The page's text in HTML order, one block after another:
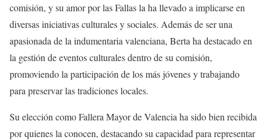
comisión, y su amor por las Fallas la ha llevado a implicarse en
diversas iniciativas culturales y sociales. Además de ser una
apasionada de la indumentaria valenciana, Berta ha destacado en
la gestión de eventos culturales dentro de su comisión,
promoviendo la participación de los más jóvenes y trabajando
para preservar las tradiciones locales.
Su elección como Fallera Mayor de Valencia ha sido bien recibida
por quienes la conocen, destacando su capacidad para representar